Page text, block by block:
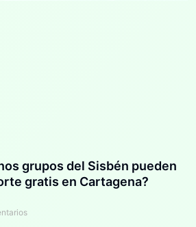
grupos del Sisbén pueden
gratis en Cartagena?